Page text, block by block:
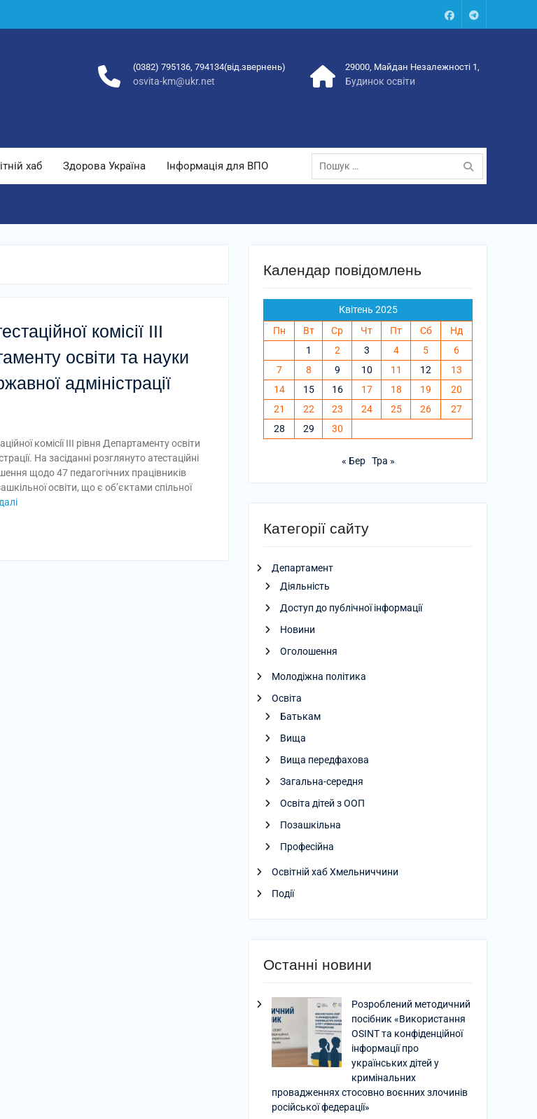
FacebookTalegram
(0382) 795136, 794134(від.звернень)
osvita-km@ukr.net
29000, Майдан Незалежності 1,
Будинок освіти
хаб Здорова Україна Інформація для ВПО
Пошук:
комісії ІІІ
освіти та науки
адміністрації
комісії ІІІ рівня Департаменту освіти
На засіданні розглянуто атестаційні
щодо 47 педагогічних працівників
освіти, що є об’єктами спільної
Календар повідомлень
Квітень 2025
Пн
Вт Ср Чт Пт Сб
Нд
1
2 3 4 5
6
7
8 9 10 11 12
13
14
15 16 17 18 19
20
21
22 23 24 25 26
27
28
29 30
« Бер Тра »
Категорії сайту
Департамент
Діяльність
Доступ до публічної інформації
Новини
Оголошення
Молодіжна політика
Освіта
Батькам
Вища
Вища передфахова
Загальна-середня
Освіта дітей з ООП
Позашкільна
Професійна
Освітній хаб Хмельниччини
Події
Останні новини
Розроблений методичний
посібник «Використання
OSINT та конфіденційної
інформації про
українських дітей у
кримінальних
провадженнях стосовно воєнних злочинів
російської федерації»